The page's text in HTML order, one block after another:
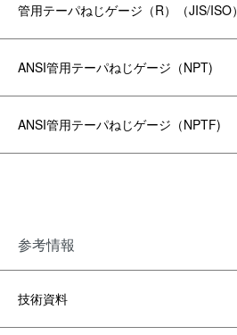
管用テーパねじゲージ（R）（JIS/ISO）
ANSI管用テーパねじゲージ（NPT)
ANSI管用テーパねじゲージ（NPTF)
参考情報
技術資料